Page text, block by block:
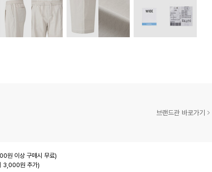
브랜드관 바로가기
원 이상 구매시 무료)
3,000원 추가)